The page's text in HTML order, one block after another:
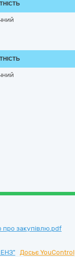
про закупівлю.pdf
Досьє YouControl